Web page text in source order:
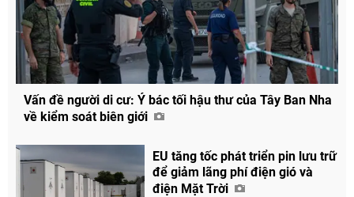
Vấn đề người di cư: Ý bác tối hậu thư của Tây Ban Nha
về kiểm soát biên giới
EU tăng tốc phát triển pin lưu trữ
để giảm lãng phí điện gió và
điện Mặt Trời